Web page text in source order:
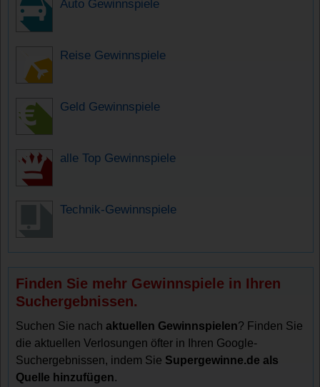
Auto Gewinnspiele
Reise Gewinnspiele
Geld Gewinnspiele
alle Top Gewinnspiele
Technik-Gewinnspiele
Finden Sie mehr Gewinnspiele in Ihren
Suchergebnissen.
Suchen Sie nachaktuellen Gewinnspielen? Finden Sie
die aktuellen Verlosungen öfter in Ihren Google-
Suchergebnissen, indem Sie Supergewinne.de als
Quelle hinzufügen.